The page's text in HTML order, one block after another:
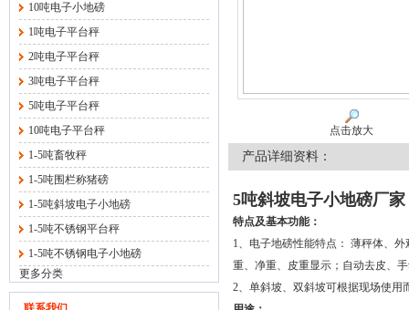
10吨电子小地磅
1吨电子平台秤
2吨电子平台秤
3吨电子平台秤
5吨电子平台秤
10吨电子平台秤
1-5吨畜牧秤
1-5吨围栏称猪磅
1-5吨斜坡电子小地磅
1-5吨不锈钢平台秤
1-5吨不锈钢电子小地磅
更多分类
点击放大
产品详细资料：
5吨斜坡电子小地磅厂家
特点及基本功能：
1、电子地磅性能特点： 薄秤体、
重、净重、皮重显示；自动去皮、
2、单斜坡、双斜坡可根据现场使用